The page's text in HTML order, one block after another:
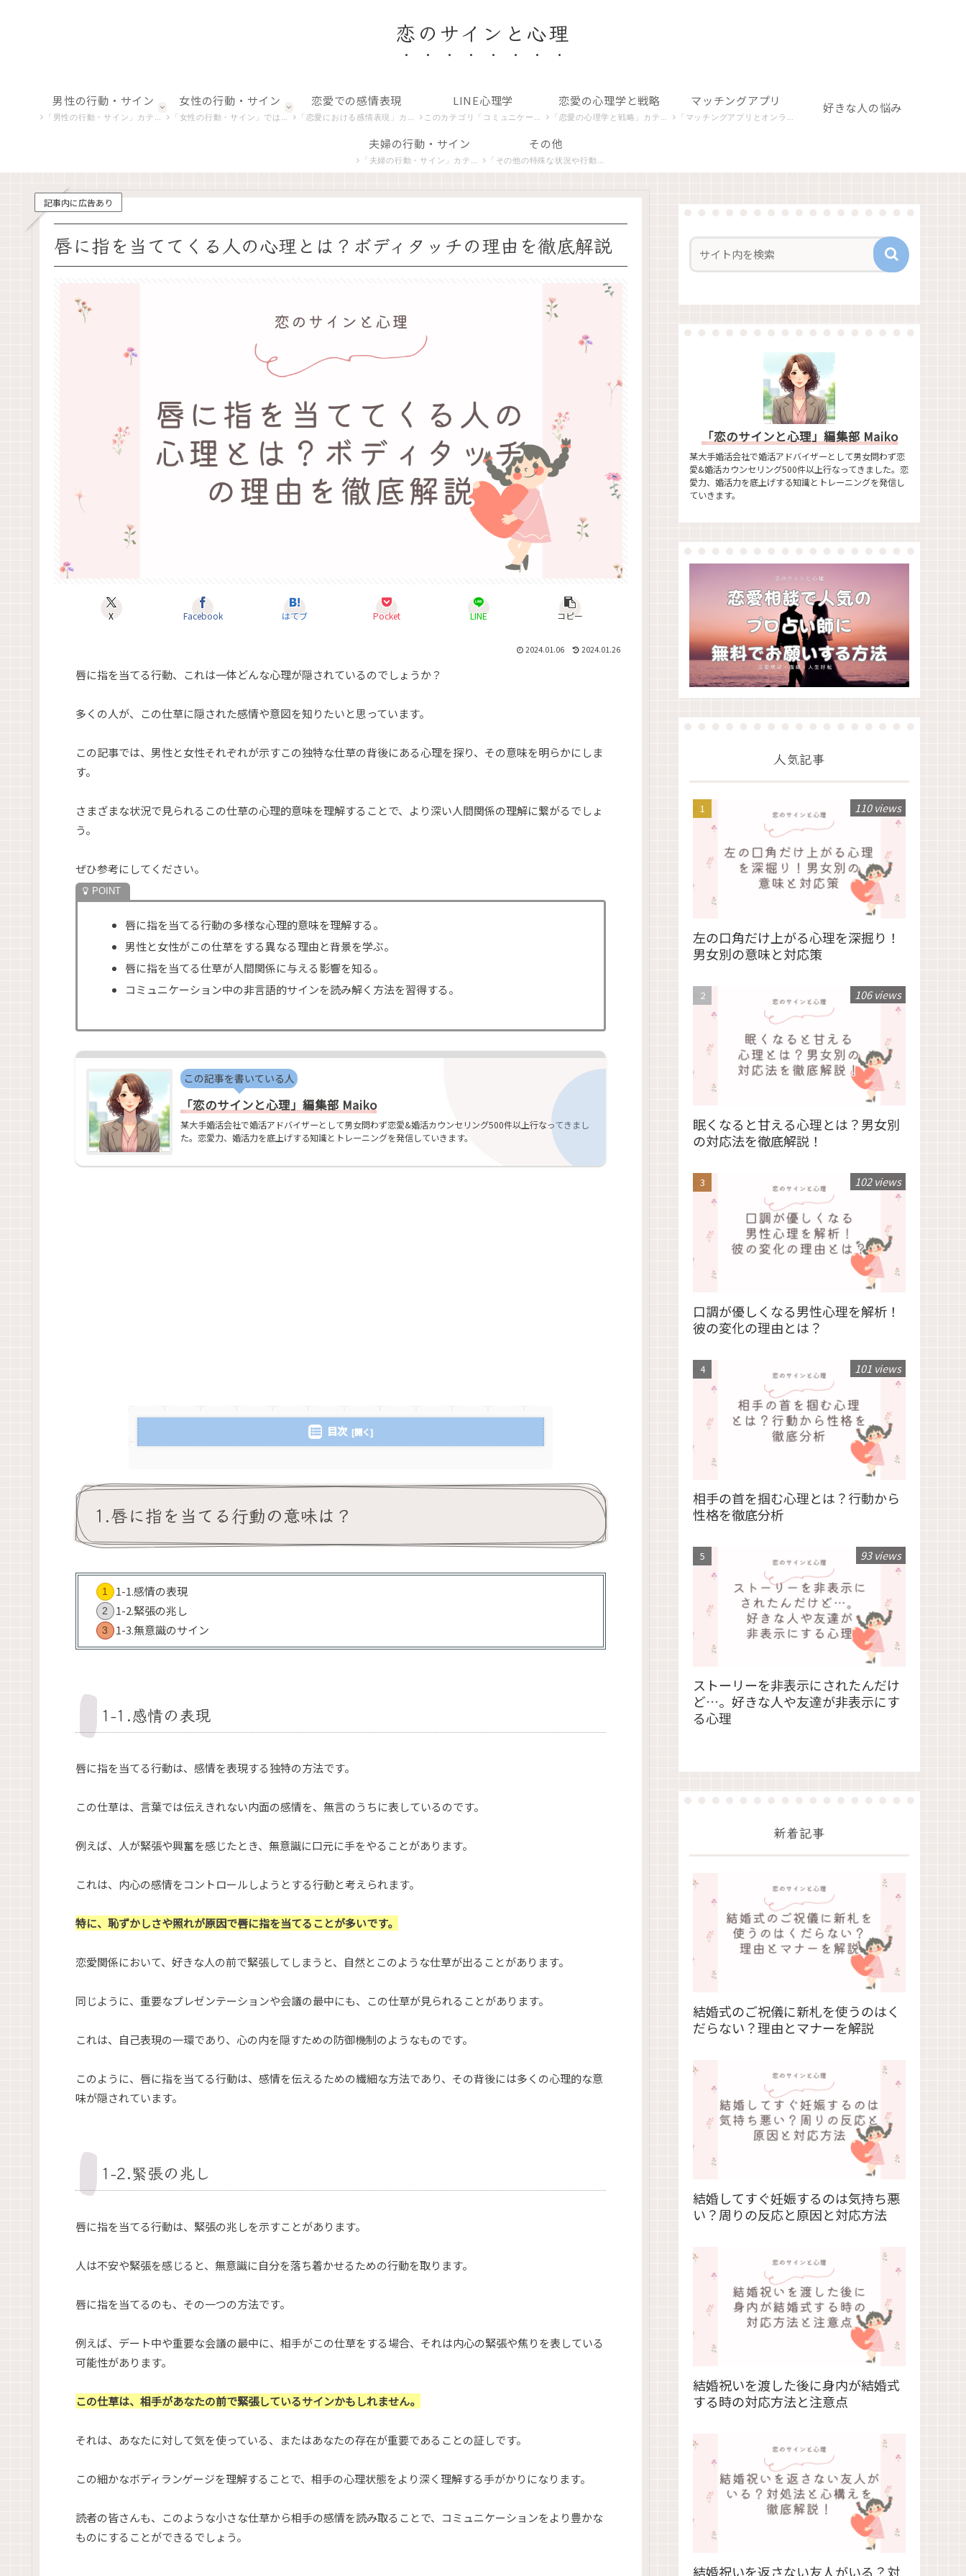
恋のサインと心理
男性の行動・サイン
「男性の行動・サイン」カテゴリでは、男性の微妙な行動や非言語的合図を解析し、恋愛における彼らの真の意図を探ります。
女性の行動・サイン
「女性の行動・サイン」では、女性特有の行動やしぐさを深掘りし、恋愛心理や感情の背後にある意味を明らかにします。
恋愛での感情表現
「恋愛における感情表現」カテゴリでは、恋する心が生み出すさまざまな感情や愛情の表現を探り、その意味を解析します。
LINE心理学
このカテゴリ「コミュニケーションとLINE関連」では、デジタル時代の恋愛コミュニケーション、特にLINEを使ったやり取りの心理学を紐解きます。
恋愛の心理学と戦略
「恋愛の心理学と戦略」カテゴリは、恋愛における心理学的アプローチと戦略を紹介し、より豊かな人間関係の構築を目指します。
マッチングアプリ
「マッチングアプリとオンライン関連」カテゴリでは、デジタルな出会いの場での心理や行動パターンを探り、成功への秘訣を探求します。
好きな人の悩み
夫婦の行動・サイン
「夫婦の行動・サイン」カテゴリでは、夫婦間の独特なコミュニケーションや行動パターンに焦点を当てます。夫や妻の非言語的合図、相互作用の微妙な変化、そしてその背後にある心理的意味を探求します。
その他
「その他の特殊な状況や行動」カテゴリでは、恋愛における特殊な状況やユニークな行動パターンを分析し、深層心理を理解するための洞察を提供します。
記事内に広告あり
唇に指を当ててくる人の心理とは？ボディタッチの理由を徹底解説
X Facebook はてブ Pocket LINE コピー
2024.01.06 2024.01.26
唇に指を当てる行動、これは一体どんな心理が隠されているのでしょうか？
多くの人が、この仕草に隠された感情や意図を知りたいと思っています。
この記事では、男性と女性それぞれが示すこの独特な仕草の背後にある心理を探り、その意味を明らかにしま
す。
さまざまな状況で見られるこの仕草の心理的意味を理解することで、より深い人間関係の理解に繋がるでしょ
う。
ぜひ参考にしてください。
唇に指を当てる行動の多様な心理的意味を理解する。
男性と女性がこの仕草をする異なる理由と背景を学ぶ。
唇に指を当てる仕草が人間関係に与える影響を知る。
コミュニケーション中の非言語的サインを読み解く方法を習得する。
この記事を書いている人
「恋のサインと心理」編集部 Maiko
某大手婚活会社で婚活アドバイザーとして男女問わず恋愛&婚活カウンセリング500件以上行なってきまし
た。恋愛力、婚活力を底上げする知識とトレーニングを発信していきます。
目次
1.唇に指を当てる行動の意味は？
1-1.感情の表現
1-2.緊張の兆し
1-3.無意識のサイン
1-1.感情の表現
唇に指を当てる行動は、感情を表現する独特の方法です。
この仕草は、言葉では伝えきれない内面の感情を、無言のうちに表しているのです。
例えば、人が緊張や興奮を感じたとき、無意識に口元に手をやることがあります。
これは、内心の感情をコントロールしようとする行動と考えられます。
特に、恥ずかしさや照れが原因で唇に指を当てることが多いです。
恋愛関係において、好きな人の前で緊張してしまうと、自然とこのような仕草が出ることがあります。
同じように、重要なプレゼンテーションや会議の最中にも、この仕草が見られることがあります。
これは、自己表現の一環であり、心の内を隠すための防御機制のようなものです。
このように、唇に指を当てる行動は、感情を伝えるための繊細な方法であり、その背後には多くの心理的な意
味が隠されています。
1-2.緊張の兆し
唇に指を当てる行動は、緊張の兆しを示すことがあります。
人は不安や緊張を感じると、無意識に自分を落ち着かせるための行動を取ります。
唇に指を当てるのも、その一つの方法です。
例えば、デート中や重要な会議の最中に、相手がこの仕草をする場合、それは内心の緊張や焦りを表している
可能性があります。
この仕草は、相手があなたの前で緊張しているサインかもしれません。
それは、あなたに対して気を使っている、またはあなたの存在が重要であることの証しです。
この細かなボディランゲージを理解することで、相手の心理状態をより深く理解する手がかりになります。
読者の皆さんも、このような小さな仕草から相手の感情を読み取ることで、コミュニケーションをより豊かな
ものにすることができるでしょう。
「恋のサインと心理」編集部 Maiko
某大手婚活会社で婚活アドバイザーとして男女問わず恋
愛&婚活カウンセリング500件以上行なってきました。恋
愛力、婚活力を底上げする知識とトレーニングを発信し
ていきます。
人気記事
左の口角だけ上がる心理を深掘り！
男女別の意味と対応策
110 views
眠くなると甘える心理とは？男女別
の対応法を徹底解説！
106 views
口調が優しくなる男性心理を解析！
彼の変化の理由とは？
102 views
相手の首を掴む心理とは？行動から
性格を徹底分析
101 views
ストーリーを非表示にされたんだけ
ど…。好きな人や友達が非表示にす
る心理
93 views
新着記事
結婚式のご祝儀に新札を使うのはく
だらない？理由とマナーを解説
結婚してすぐ妊娠するのは気持ち悪
い？周りの反応と原因と対応方法
結婚祝いを渡した後に身内が結婚式
する時の対応方法と注意点
結婚祝いを返さない友人がいる？対